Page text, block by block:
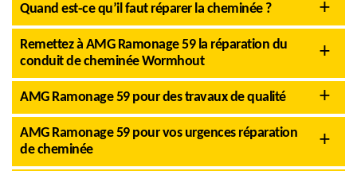
Quand est-ce qu’il faut réparer la cheminée ?
Remettez à AMG Ramonage 59 la réparation du
conduit de cheminée Wormhout
AMG Ramonage 59 pour des travaux de qualité
AMG Ramonage 59 pour vos urgences réparation
de cheminée